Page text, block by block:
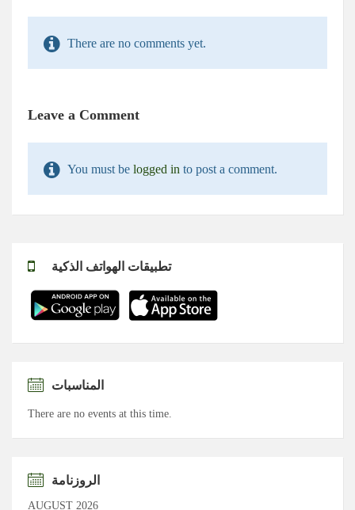
There are no comments yet.
Leave a Comment
You must be logged in to post a comment.
تطبيقات الهواتف الذكية
المناسبات
There are no events at this time.
الروزنامة
AUGUST 2026